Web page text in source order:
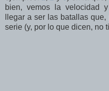
bien, vemos la velocidad
llegar a ser las batallas
serie (y, por lo que dicen, no